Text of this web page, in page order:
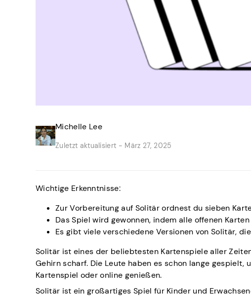
Michelle Lee
Zuletzt aktualisiert - März 27, 2025
Wichtige Erkenntnisse:
Zur Vorbereitung auf Solitär ordnest du sieben
Das Spiel wird gewonnen, indem alle offenen
Es gibt viele verschiedene Versionen von Solitär,
Solitär ist eines der beliebtesten Kartenspiele aller
Gehirn scharf. Die Leute haben es schon lange
Kartenspiel oder online genießen.
Solitär ist ein großartiges Spiel für Kinder und